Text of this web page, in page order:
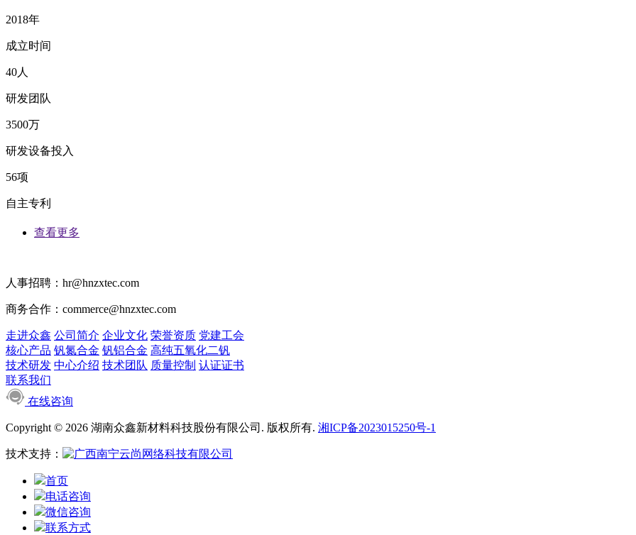
2018年
成立时间
40人
研发团队
3500万
研发设备投入
56项
自主专利
查看更多
人事招聘：hr@hnzxtec.com
商务合作：commerce@hnzxtec.com
走进众鑫 公司简介 企业文化 荣誉资质 党建工会
核心产品 钒氮合金 钒铝合金 高纯五氧化二钒
技术研发 中心介绍 技术团队 质量控制 认证证书
联系我们
在线咨询
Copyright © 2026 湖南众鑫新材料科技股份有限公司. 版权所有. 湘ICP备2023015250号-1
技术支持：
首页
电话咨询
微信咨询
联系方式